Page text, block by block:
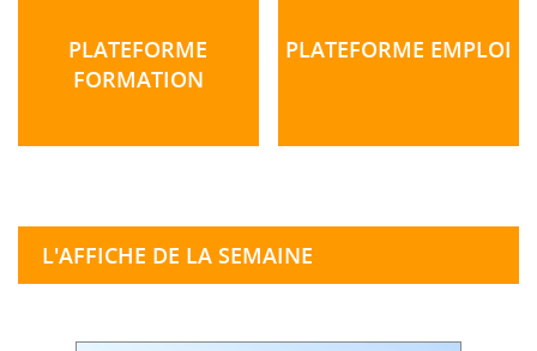
PLATEFORME
FORMATION
PLATEFORME EMPLOI
L'AFFICHE DE LA SEMAINE